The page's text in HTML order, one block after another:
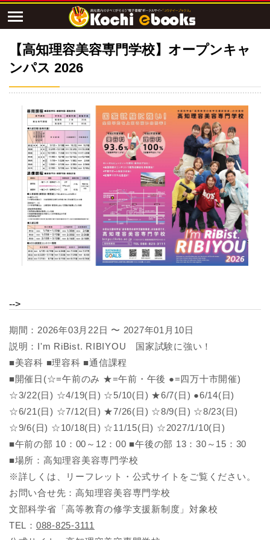
【高知理容美容専門学校】オープンキャ
ンパス 2026
-->
期間：2026年03月22日 〜 2027年01月10日
説明：I'm RiBist. RIBIYOU 国家試験に強い！
■美容科 ■理容科 ■通信課程
■開催日(☆=午前のみ ★=午前・午後 ●=四万十市開催)
☆3/22(日) ☆4/19(日) ☆5/10(日) ★6/7(日) ●6/14(日)
☆6/21(日) ☆7/12(日) ★7/26(日) ☆8/9(日) ☆8/23(日)
☆9/6(日) ☆10/18(日) ☆11/15(日) ☆2027/1/10(日)
■午前の部 10：00～12：00 ■午後の部 13：30～15：30
■場所：高知理容美容専門学校
※詳しくは、リーフレット・公式サイトをご覧ください。
お問い合せ先：高知理容美容専門学校
文部科学省「高等教育の修学支援新制度」対象校
TEL： 088-825-3111